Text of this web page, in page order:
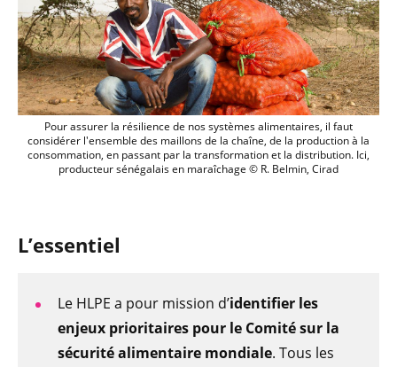
Pour assurer la résilience de nos
Pour assurer la résilience de nos systèmes alimentaires, il faut
considérer l'ensemble des maillons de la chaîne, de la production à la
consommation, en passant par la transformation et la distribution. Ici,
producteur sénégalais en maraîchage © R. Belmin, Cirad
L’essentiel
Le HLPE a pour mission d’identifier les
enjeux prioritaires pour le Comité sur la
sécurité alimentaire mondiale. Tous les